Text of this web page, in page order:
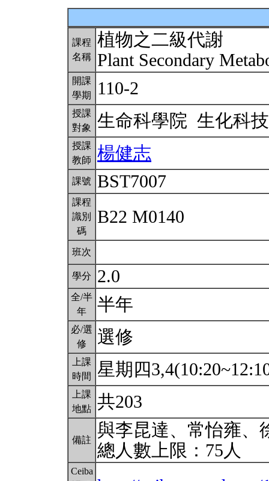
課程
名稱
植物之二級代謝
Plant Secondary
開課
學期
110-2
授課
對象
生命科學院 生化科
授課
教師
楊健志
課號 BST7007
課程
識別
碼
B22 M0140
班次
學分 2.0
全/半
年
半年
必/選
修
選修
上課
時間
星期四
上課
地點 共203
備註
與李昆達、常怡雍、
總人數上限：75人
Ceiba